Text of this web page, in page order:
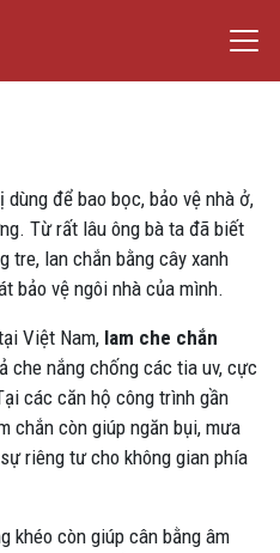
để bao bọc, bảo vệ nhà ở,
Từ rất lâu ông bà ta đã biết
tre, lan chắn bằng cây xanh
bảo vệ ngôi nhà của mình.
Việt Nam, lam che chắn
che nắng chống các tia uv, cực
các căn hộ công trình gần
chắn còn giúp ngăn bụi, mưa
riêng tư cho không gian phía
khéo còn giúp cân bằng âm